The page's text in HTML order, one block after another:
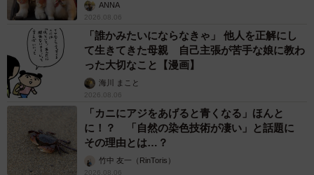
ANNA
2026.08.06
「誰かみたいにならなきゃ」 他人を正解にし
て生きてきた母親 自己主張が苦手な娘に教わ
った大切なこと【漫画】
海川 まこと
2026.08.06
「カニにアジをあげると青くなる」ほんと
に！？ 「自然の染色技術が凄い」と話題に
その理由とは…？
竹中 友一（RinToris）
2026.08.06